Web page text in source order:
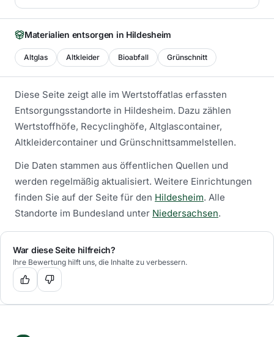
Materialien entsorgen in Hildesheim
Altglas Altkleider Bioabfall Grünschnitt
Diese Seite zeigt alle im Wertstoffatlas erfassten
Entsorgungsstandorte in Hildesheim. Dazu zählen
Wertstoffhöfe, Recyclinghöfe, Altglascontainer,
Altkleidercontainer und Grünschnittsammelstellen.
Die Daten stammen aus öffentlichen Quellen und
werden regelmäßig aktualisiert. Weitere Einrichtungen
finden Sie auf der Seite für den Hildesheim. Alle
Standorte im Bundesland unter Niedersachsen.
War diese Seite hilfreich?
Ihre Bewertung hilft uns, die Inhalte zu verbessern.